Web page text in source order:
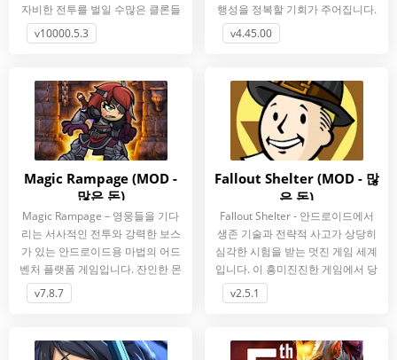
자비한 전투를 벌일 수많은 클론들
의 움직임을 결정합니다.
v10000.5.3
행성을 정복할 기회가 주어집니다.
v4.45.00
Magic Rampage (MOD -
많은 돈)
Magic Rampage – 영웅들을 기다
리는 서사적인 전투와 강력한 보스
가 있는 안드로이드용 마법의 어드
벤처 플랫폼 게임입니다. 잔인한 몬
스터들로 가득 찬 거대한.
v7.8.7
Fallout Shelter (MOD - 많
은 돈)
Fallout Shelter - 안드로이드에서
생존 기술과 전략적 사고가 상당히
심각한 시험을 받는 멋진 게임 세계
입니다. 이 흥미진진한 게임에서 당
신은 독특한 피난처의 건축가가
v2.5.1